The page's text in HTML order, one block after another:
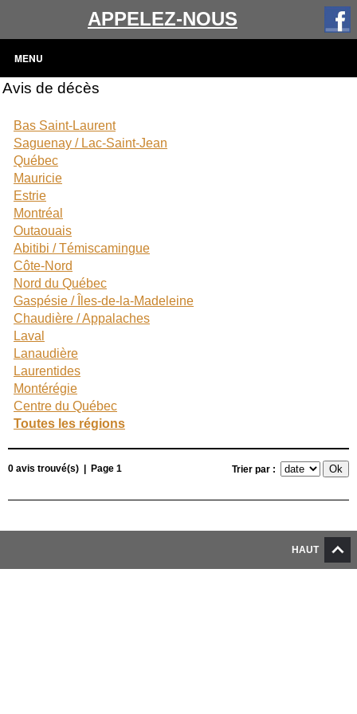
APPELEZ-NOUS
MENU
Avis de décès
Bas Saint-Laurent
Saguenay / Lac-Saint-Jean
Québec
Mauricie
Estrie
Montréal
Outaouais
Abitibi / Témiscamingue
Côte-Nord
Nord du Québec
Gaspésie / Îles-de-la-Madeleine
Chaudière / Appalaches
Laval
Lanaudière
Laurentides
Montérégie
Centre du Québec
Toutes les régions
0 avis trouvé(s) | Page 1 Trier par :
HAUT